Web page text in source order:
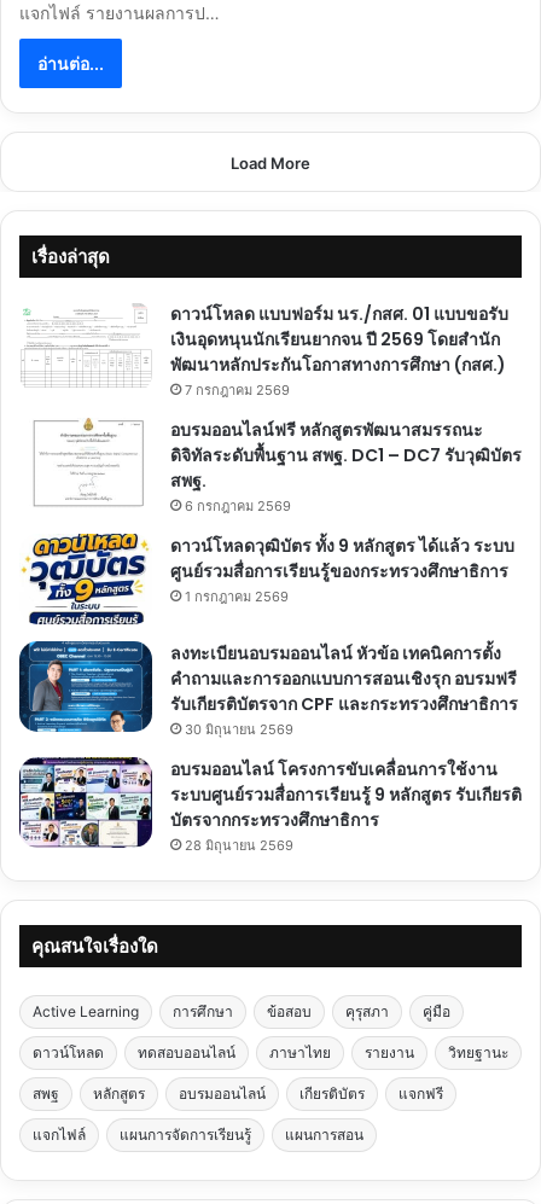
แจกไฟล์ รายงานผลการป…
อ่านต่อ...
Load More
เรื่องล่าสุด
ดาวน์โหลด แบบฟอร์ม นร./กสศ. 01 แบบขอรับ
เงินอุดหนุนนักเรียนยากจน ปี 2569 โดยสำนัก
พัฒนาหลักประกันโอกาสทางการศึกษา (กสศ.)
7 กรกฎาคม 2569
อบรมออนไลน์ฟรี หลักสูตรพัฒนาสมรรถนะ
ดิจิทัลระดับพื้นฐาน สพฐ. DC1 – DC7 รับวุฒิบัตร
สพฐ.
6 กรกฎาคม 2569
ดาวน์โหลดวุฒิบัตร ทั้ง 9 หลักสูตร ได้แล้ว ระบบ
ศูนย์รวมสื่อการเรียนรู้ของกระทรวงศึกษาธิการ
1 กรกฎาคม 2569
ลงทะเบียนอบรมออนไลน์ หัวข้อ เทคนิคการตั้ง
คำถามและการออกแบบการสอนเชิงรุก อบรมฟรี
รับเกียรติบัตรจาก CPF และกระทรวงศึกษาธิการ
30 มิถุนายน 2569
อบรมออนไลน์ โครงการขับเคลื่อนการใช้งาน
ระบบศูนย์รวมสื่อการเรียนรู้ 9 หลักสูตร รับเกียรติ
บัตรจากกระทรวงศึกษาธิการ
28 มิถุนายน 2569
คุณสนใจเรื่องใด
Active Learning การศึกษา ข้อสอบ คุรุสภา คู่มือ
ดาวน์โหลด ทดสอบออนไลน์ ภาษาไทย รายงาน วิทยฐานะ
สพฐ หลักสูตร อบรมออนไลน์ เกียรติบัตร แจกฟรี
แจกไฟล์ แผนการจัดการเรียนรู้ แผนการสอน